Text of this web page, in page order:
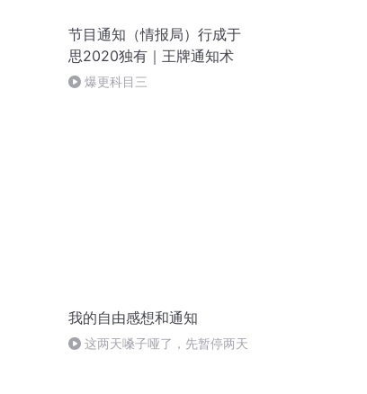
节目通知（情报局）行成于
思2020独有｜王牌通知术
爆更科目三
我的自由感想和通知
这两天嗓子哑了，先暂停两天